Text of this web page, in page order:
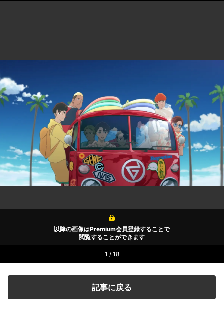
以降の画像はPremium会員登録することで
閲覧することができます
1 / 18
記事に戻る